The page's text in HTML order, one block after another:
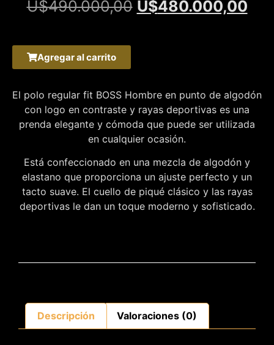
U$490.000,00 U$480.000,00
Agregar al carrito
El polo regular fit BOSS Hombre en punto de algodón
con logo en contraste y rayas deportivas es una
prenda elegante y cómoda que puede ser utilizada
en cualquier ocasión.
Está confeccionado en una mezcla de algodón y
elastano que proporciona un ajuste perfecto y un
tacto suave. El cuello de piqué clásico y las rayas
deportivas le dan un toque moderno y sofisticado.
Descripción Valoraciones (0)